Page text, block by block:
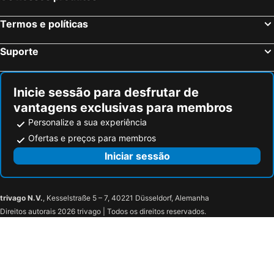
Comfort Inn & Suites Houston I-10 West Energy Corridor
Termos e políticas
Suporte
Inicie sessão para desfrutar de
vantagens exclusivas para membros
Personalize a sua experiência
Ofertas e preços para membros
Iniciar sessão
trivago N.V., Kesselstraße 5 – 7, 40221 Düsseldorf, Alemanha
Direitos autorais 2026 trivago | Todos os direitos reservados.